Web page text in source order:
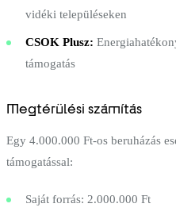
vidéki településeken
CSOK Plusz:
támogatás
Megtérülési számítás
Egy 4.000.000 Ft-os beruházás
támogatással:
Saját forrás: 2.000.000 Ft